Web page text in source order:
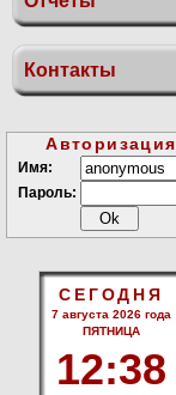
Контакты
Авторизация
Имя:
Пароль:
СЕГОДНЯ
7 августа 2026 года
ПЯТНИЦА
12:38